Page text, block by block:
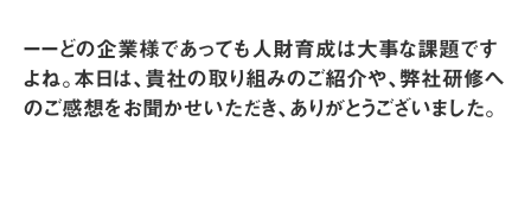
ーーどの企業様であっても人財育成は大事な課題です
よね。本日は、貴社の取り組みのご紹介や、弊社研修へ
のご感想をお聞かせいただき、ありがとうございました。